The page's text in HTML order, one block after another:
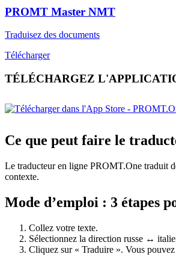
PROMT Master NMT
Traduisez des documents
Télécharger
TÉLÉCHARGEZ
Ce que peut faire le
Le traducteur en ligne PROMT.One traduit
contexte.
Mode d’emploi : 3 étapes
Collez votre texte.
Sélectionnez la direction russe ↔
Cliquez sur « Traduire ». Vous